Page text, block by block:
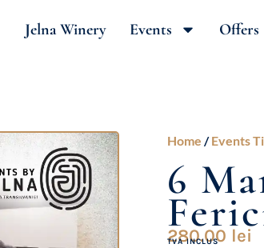
Jelna Winery Events Offers
Home /Events
6
280.00 lei
TVA INCLUS